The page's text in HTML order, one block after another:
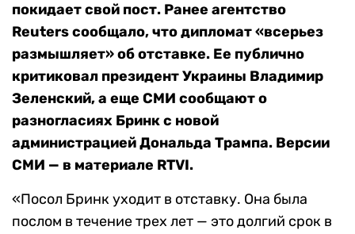
покидает свой пост. Ранее агентство
Reuters cообщало, что дипломат «всерьез
размышляет» об отставке. Ее публично
критиковал президент Украины Владимир
Зеленский, а еще СМИ сообщают о
разногласиях Бринк с новой
администрацией Дональда Трампа. Версии
СМИ — в материале RTVI.
«Посол Бринк уходит в отставку. Она была
послом в течение трех лет — это долгий срок в